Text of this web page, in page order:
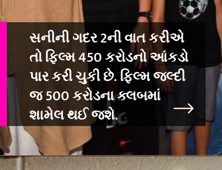
સનીની ગદર 2ની વાત કરીએ
તો ફિલ્મ 450 કરોડનો આંકડો
પાર કરી ચુકી છે. ફિલ્મજલ્દી
જ 500 કરોડના ક્લબમાં
શામેલ થઈ જશે.